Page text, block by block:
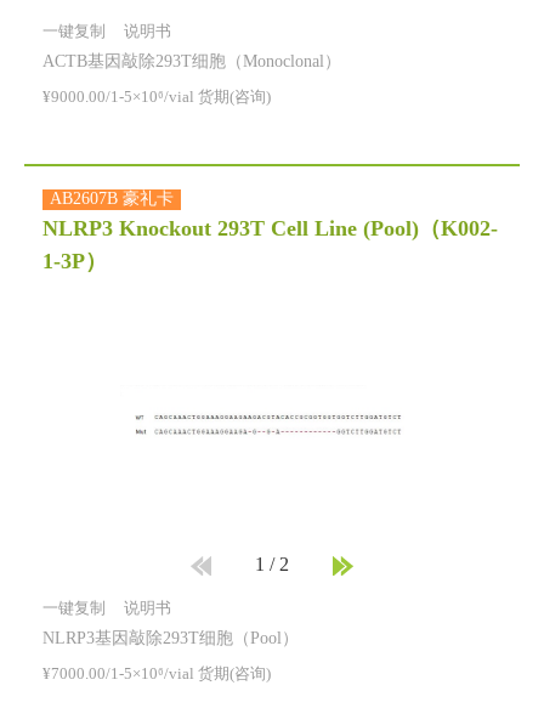
一键复制 说明书
ACTB基因敲除293T细胞（Monoclonal）
¥9000.00/1-5×10⁶/vial 货期(咨询)
AB2607B 豪礼卡
NLRP3 Knockout 293T Cell Line (Pool) （K002-
1-3P）
1 /2
一键复制 说明书
NLRP3基因敲除293T细胞（Pool）
¥7000.00/1-5×10⁶/vial 货期(咨询)